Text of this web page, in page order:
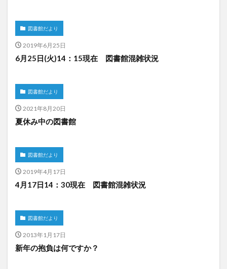
図書館だより
2019年6月25日
6月25日(火)14：15現在 図書館混雑状況
図書館だより
2021年8月20日
夏休み中の図書館
図書館だより
2019年4月17日
4月17日14：30現在 図書館混雑状況
図書館だより
2013年1月17日
新年の抱負は何ですか？